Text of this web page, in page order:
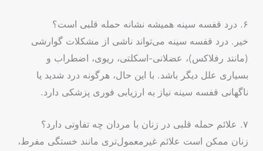
۶. درد قفسه سینه همیشه نشانه حمله قلبی است؟
خیر. درد قفسه سینه می‌تواند ناشی از مشکلات گوارشی
(مانند رفلاکس)، عضلانی-اسکلتی، ریوی، اضطراب و
بسیاری علل دیگر باشد. با این حال، هرگونه درد شدید یا
ناگهانی قفسه سینه نیاز به ارزیابی فوری پزشکی دارد.
۷. علائم حمله قلبی در زنان با مردان چه تفاوتی دارد؟
زنان ممکن است علائم غیرمعمول‌تری مانند خستگی مفرط،